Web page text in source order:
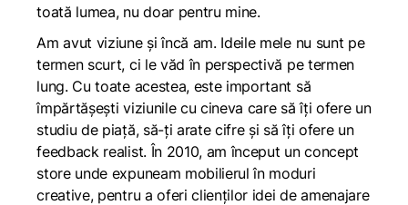
toată lumea, nu doar pentru mine.
Am avut viziune și încă am. Ideile mele nu sunt pe
termen scurt, ci le văd în perspectivă pe termen
lung. Cu toate acestea, este important să
împărtășești viziunile cu cineva care să îți ofere un
studiu de piață, să-ți arate cifre și să îți ofere un
feedback realist. În 2010, am început un concept
store unde expuneam mobilierul în moduri
creative, pentru a oferi clienților idei de amenajare